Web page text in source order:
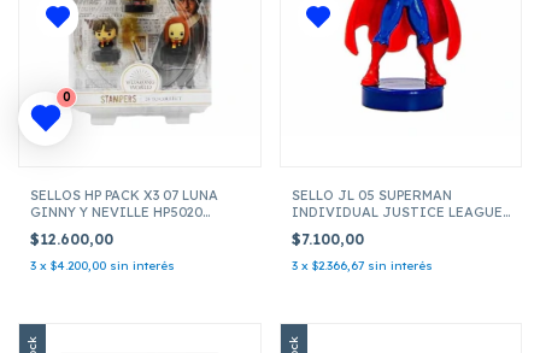
SELLOS HP PACK X3 07 LUNA
GINNY Y NEVILLE HP5020
$12.600,00
3 x $4.200,00 sin interés
SELLO JL 05 SUPERMAN
INDIVIDUAL JUSTICE LEAGUE
$7.100,00
3 x $2.366,67 sin interés
0